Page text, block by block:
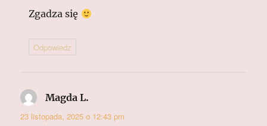
Zgadza się
Odpowiedz
Magda L.
23 listopada, 2025 o 12:43 pm